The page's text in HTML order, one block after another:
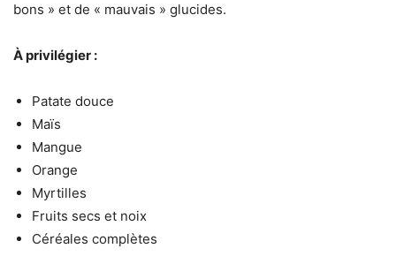
bons » et de « mauvais » glucides.
À privilégier :
Patate douce
Maïs
Mangue
Orange
Myrtilles
Fruits secs et noix
Céréales complètes